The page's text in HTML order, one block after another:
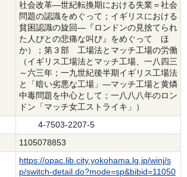
社会改革―世紀転換期における失業＝社会
問題の認識をめぐって；イギリスにおける
貧困認識の旋回―『ロンドンの見捨てられ
た人びとの悲痛な叫び』をめぐって ほ
か）；第３部 工場法とマッチ工場の労働
（イギリス工場法とマッチ工場、一八四三
～六三年；一九世紀後半期イギリス工場法
と「暗い劣悪な工場」―マッチ工場と黄燐
中毒問題を中心として；一八八八年のロン
ドン「マッチ女工ストライキ」）
4-7503-2207-5
1105078853
https://opac.lib.city.yokohama.lg.jp/winj/s
p/switch-detail.do?mode=sp&bibid=11050